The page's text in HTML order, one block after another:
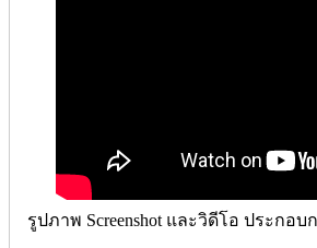
รูปภาพ Screenshot และวิดีโอ ประกอบ